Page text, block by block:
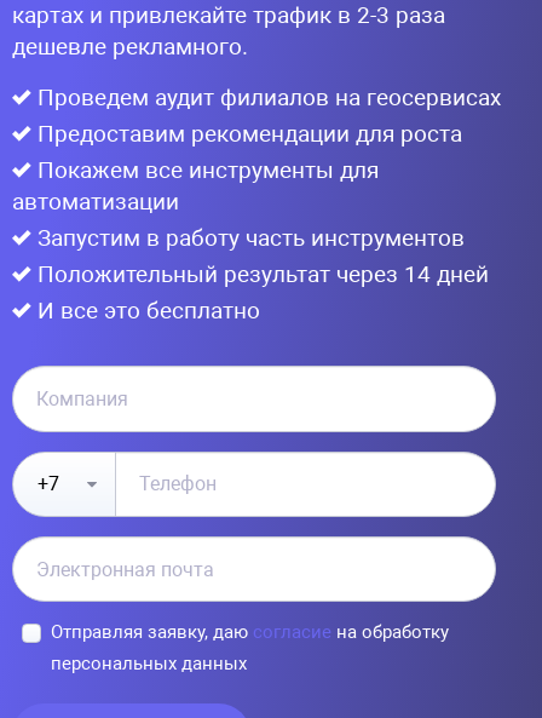
картах и привлекайте трафик в 2-3 раза
дешевле рекламного.
Проведем аудит филиалов на геосервисах
Предоставим рекомендации для роста
Покажем все инструменты для
автоматизации
Запустим в работу часть инструментов
Положительный результат через 14 дней
И все это бесплатно
Отправляя заявку, даю согласие на обработку
персональных данных